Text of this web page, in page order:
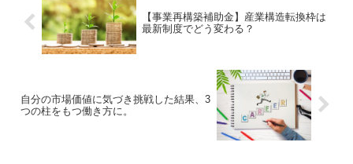
【事業再構築補助金】産業構造転換枠は
最新制度でどう変わる？
自分の市場価値に気づき挑戦した結果、3
つの柱をもつ働き方に。